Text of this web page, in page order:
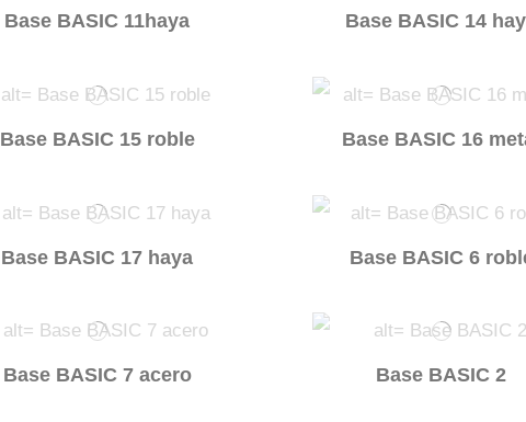
Base BASIC 11haya Base BASIC 14
Base BASIC 15 roble Base BASIC 16
Base BASIC 17 haya Base BASIC 6
Base BASIC 7 acero Base BASIC 2